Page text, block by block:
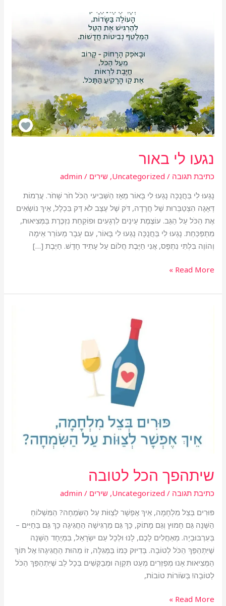
נגעו לי באור
כתיבת תגובה /
Uncategorized
,שירים /
admin
נָגְעוּ לִי בַּחֲנֻכָּה נָגְעוּ לִי בָּאוֹר מֵאָז הַשְּׁבִיעִי הַכֹּל חֹר שָׁחֹר. עֲרֵמוֹת
דְּאָגָה הִצְטַבְּרוּת שֶׁל חֲרָדָה, דֹּק שֶׁל עֶצֶב לֹא דַּק בִּכְלָל, אֵיךְ נוֹשְׂאִים
אֶת הַכֹּל עַל הַגַּב. עוֹצֶמֶת עֵינַיִם לִרְגָעִים וּפוֹקַחַת נִזְכֶּרֶת בַּמְּצִיאוּת,
מִתְפַּכַּחַת. נָגְעוּ לִי בַּחֲנֻכָּה נָגְעוּ לִי בָּאוֹר, עִם עָבָר מְעוֹרֵר אֵימָה
וְהוֹוֶה בִּלְתִּי נִתְפָּס, אֲנִי חַיֶּבֶת חֲלוֹם עַל עָתִיד חָדָשׁ. חַיֶּבֶת […]
Read More »
שיתהפך הכל לטובה
כתיבת תגובה /
Uncategorized
,שירים /
admin
פּוּרִים בְּצֵל מִלְחָמָה, אֵיךְ אֶפְשָׁר לְצַוּוֹת עַל הַשִּׂמְחָה? הַמִּשְׁלוֹחַ
הַשָּׁנָה גַּם חָמוּץ וְגַם מָתוֹק, כָּךְ גַּם מַרְגִּישָׁה הַחֲגִיגָה כָּךְ גַּם בַּחַיִּים –
בְּעִרְבּוּבְיָה. מְאַחֲלִים לָכֶם, לָנוּ וּלְכָל עַם יִשְׂרָאֵל, בִּמְיֻחָד הַשָּׁנָה
שֶׁיִּתְהַפֵּךְ הַכֹּל לְטוֹבָה. בְּדִיּוּק כְּמוֹ בַּמְּגִלָּה, זוֹ מַהוּת הַחֲגִיגָה! אֶל תּוֹךְ
הַמְּצִיאוּת אָנוּ מְפַזְּרִים מְעַט תִּקְוָה וּמְבַקְּשִׁים בְּכָל לֵב שֶׁיִּתְהַפֵּךְ הַכֹּל
לְטוֹבָה! בְּשׂוֹרוֹת טוֹבוֹת,
Read More »